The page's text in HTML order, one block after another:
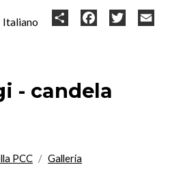
Italiano Share FacebookTwitter
- candela
PCC
Galleria